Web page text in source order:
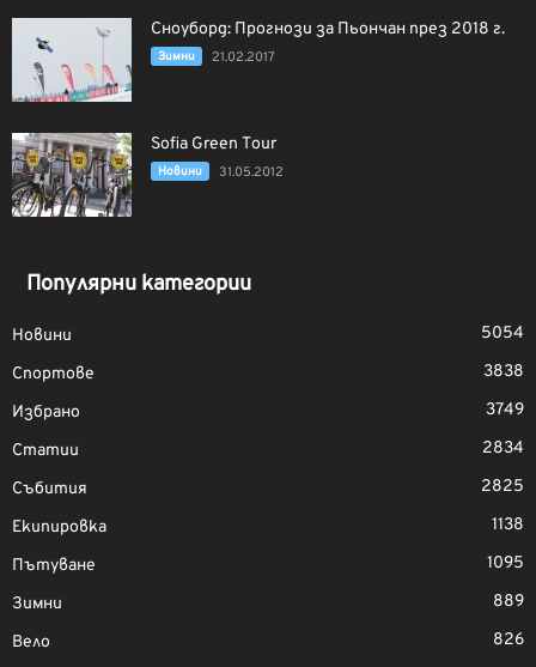
Сноуборд: Прогнози за Пьончан през 2018 г.
Зимни 21.02.2017
Sofia Green Tour
Новини 31.05.2012
Популярни категории
Новини
5054
Спортове
3838
Избрано
3749
Статии
2834
Събития
2825
Екипировка
1138
Пътуване
1095
Зимни
889
Вело
826